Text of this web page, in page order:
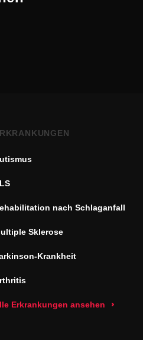
nach Schlaganfall
Sklerose
Krankheit
Erkrankungen ansehen